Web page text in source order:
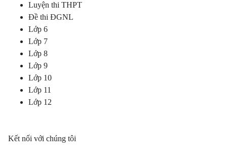
Luyện thi THPT
Đề thi ĐGNL
Lớp 6
Lớp 7
Lớp 8
Lớp 9
Lớp 10
Lớp 11
Lớp 12
Kết nối với chúng tôi